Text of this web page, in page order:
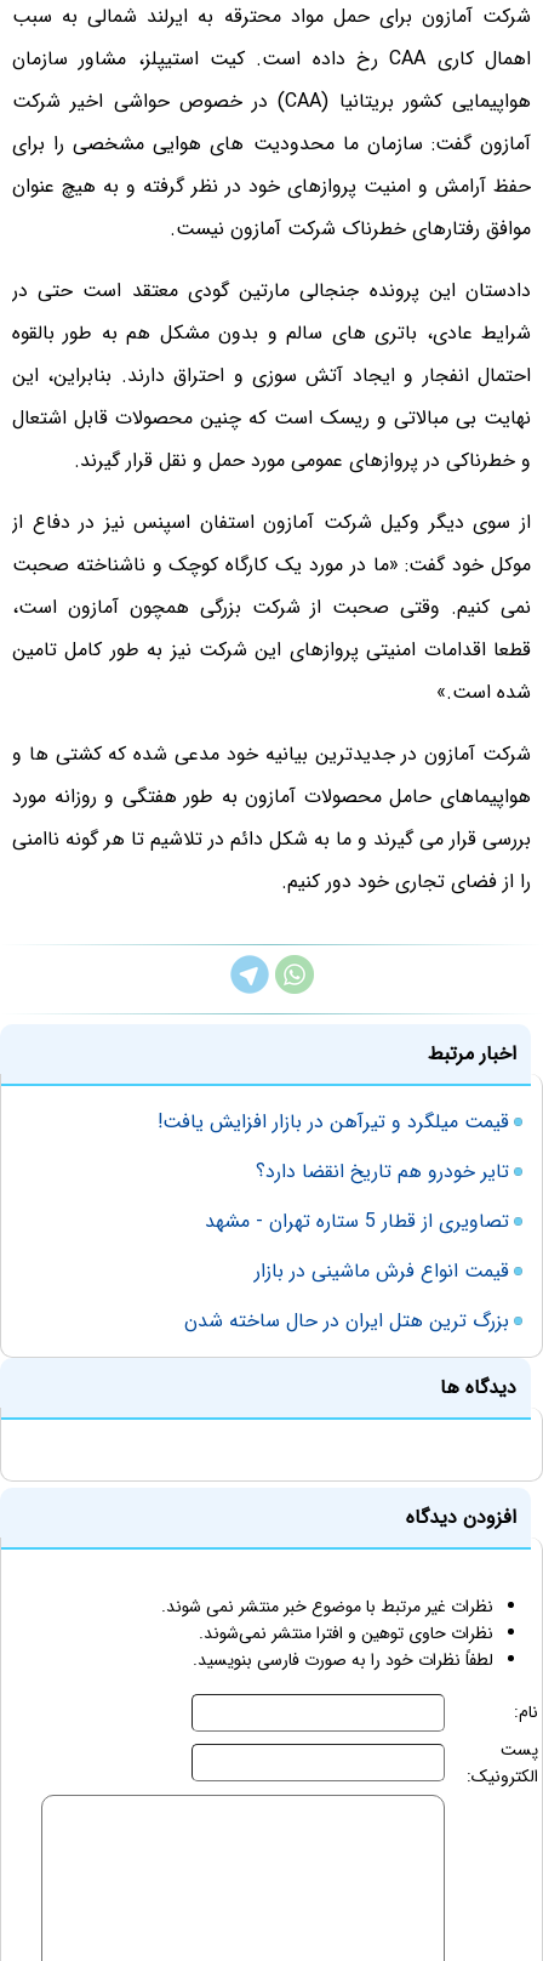
شرکت آمازون برای حمل مواد محترقه به ایرلند شمالی به سبب
اهمال کاری CAA رخ داده است. کیت استیپلز، مشاور سازمان
هواپیمایی کشور بریتانیا (CAA) در خصوص حواشی اخیر شرکت
آمازون گفت: سازمان ما محدودیت های هوایی مشخصی را برای
حفظ آرامش و امنیت پروازهای خود در نظر گرفته و به هیچ عنوان
موافق رفتارهای خطرناک شرکت آمازون نیست.
دادستان این پرونده جنجالی مارتین گودی معتقد است حتی در
شرایط عادی، باتری های سالم و بدون مشکل هم به طور بالقوه
احتمال انفجار و ایجاد آتش سوزی و احتراق دارند. بنابراین، این
نهایت بی مبالاتی و ریسک است که چنین محصولات قابل اشتعال
و خطرناکی در پروازهای عمومی مورد حمل و نقل قرار گیرند.
از سوی دیگر وکیل شرکت آمازون استفان اسپنس نیز در دفاع از
موکل خود گفت: «ما در مورد یک کارگاه کوچک و ناشناخته صحبت
نمی کنیم. وقتی صحبت از شرکت بزرگی همچون آمازون است،
قطعا اقدامات امنیتی پروازهای این شرکت نیز به طور کامل تامین
شده است.»
شرکت آمازون در جدیدترین بیانیه خود مدعی شده که کشتی ها و
هواپیماهای حامل محصولات آمازون به طور هفتگی و روزانه مورد
بررسی قرار می گیرند و ما به شکل دائم در تلاشیم تا هر گونه ناامنی
را از فضای تجاری خود دور کنیم.
اخبار مرتبط
قیمت میلگرد و تیرآهن در بازار افزایش یافت!
تایر خودرو هم تاریخ انقضا دارد؟
تصاویری از قطار 5 ستاره تهران - مشهد
قیمت انواع فرش ماشینی در بازار
بزرگ ترین هتل ایران در حال ساخته شدن
دیدگاه ها
افزودن دیدگاه
نظرات غیر مرتبط با موضوع خبر منتشر نمی شوند.
نظرات حاوی توهین و افترا منتشر نمی‌شوند.
لطفاً نظرات خود را به صورت فارسی بنویسید.
نام:
پست
الکترونیک: